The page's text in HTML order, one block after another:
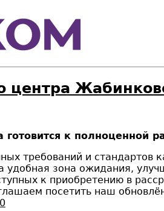
центра
к полноценной
требований и стандартов
зона ожидания,
к приобретению в
посетить наш